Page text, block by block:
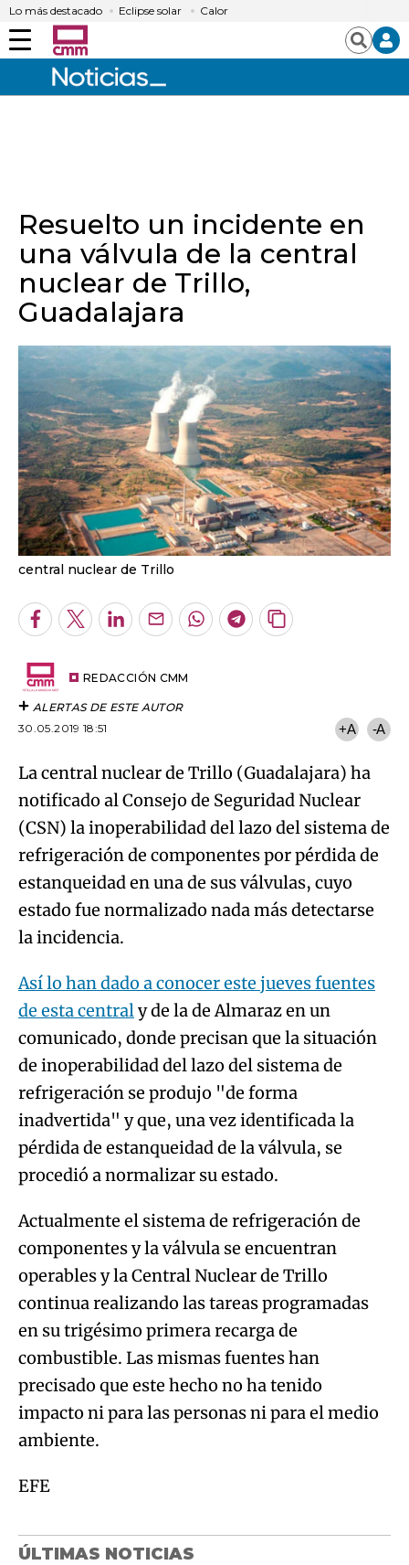
Lo más destacado Eclipse solar Calor
Menú Buscar
Resuelto un incidente en
una válvula de la central
nuclear de Trillo,
Guadalajara
central nuclear de Trillo
Facebook
TwitterLinkedInEnviarWhatsapp
Telegram
Copiar
REDACCIÓN CMM
ALERTAS DE ESTE AUTOR
30.05.2019 18:51
+A -A
La central nuclear de Trillo (Guadalajara) ha
notificado al Consejo de Seguridad Nuclear
(CSN) la inoperabilidad del lazo del sistema de
refrigeración de componentes por pérdida de
estanqueidad en una de sus válvulas, cuyo
estado fue normalizado nada más detectarse
la incidencia.
Así lo han dado a conocer este jueves fuentes
de esta centraly de la de Almaraz en un
comunicado, donde precisan que la situación
de inoperabilidad del lazo del sistema de
refrigeración se produjo "de forma
inadvertida" y que, una vez identificada la
pérdida de estanqueidad de la válvula, se
procedió a normalizar su estado.
Actualmente el sistema de refrigeración de
componentes y la válvula se encuentran
operables y la Central Nuclear de Trillo
continua realizando las tareas programadas
en su trigésimo primera recarga de
combustible. Las mismas fuentes han
precisado que este hecho no ha tenido
impacto ni para las personas ni para el medio
ambiente.
EFE
ÚLTIMAS NOTICIAS